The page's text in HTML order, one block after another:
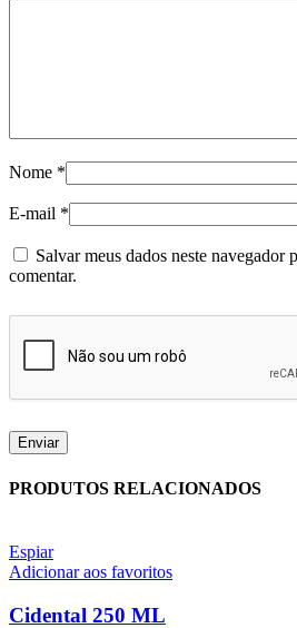
Nome *
E-mail *
Salvar meus dados neste navegador
comentar.
PRODUTOS RELACIONADOS
Espiar
Adicionar aos favoritos
Cidental 250 ML